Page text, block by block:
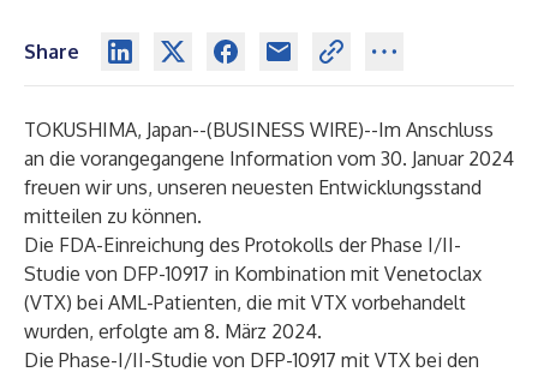
Share
TOKUSHIMA, Japan--(BUSINESS WIRE)--Im Anschluss
an die vorangegangene Information vom 30. Januar 2024
freuen wir uns, unseren neuesten Entwicklungsstand
mitteilen zu können.
Die FDA-Einreichung des Protokolls der Phase I/II-
Studie von DFP-10917 in Kombination mit Venetoclax
(VTX) bei AML-Patienten, die mit VTX vorbehandelt
wurden, erfolgte am 8. März 2024.
Die Phase-I/II-Studie von DFP-10917 mit VTX bei den